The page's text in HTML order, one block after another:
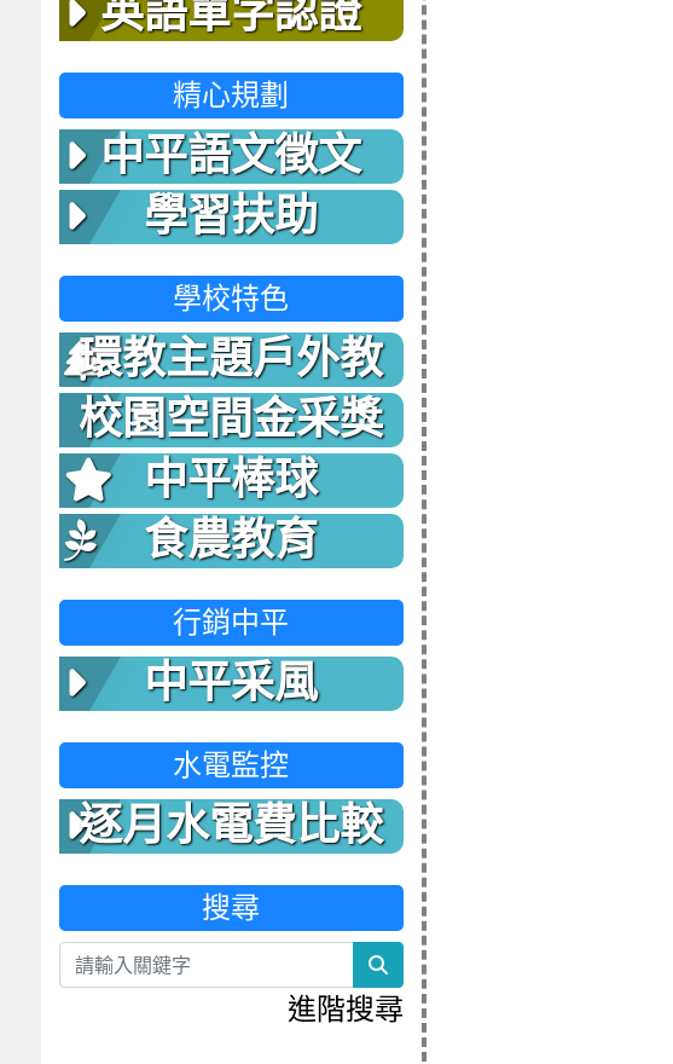
英語單字認證
精心規劃
中平語文徵文
學習扶助
學校特色
環教主題戶外教
室
校園空間金采獎
中平棒球
食農教育
行銷中平
中平采風
水電監控
逐月水電費比較
表
搜尋
search
進階搜尋